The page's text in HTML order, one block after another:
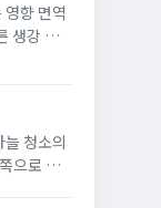
향 면역
생강 섭
청소의
으로 효